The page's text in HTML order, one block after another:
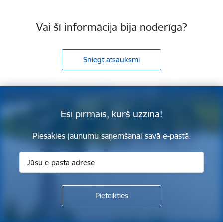
Vai šī informācija bija noderīga?
Sniegt atsauksmi
Esi pirmais, kurš uzzina!
Piesakies jaunumu saņemšanai savā e-pastā.